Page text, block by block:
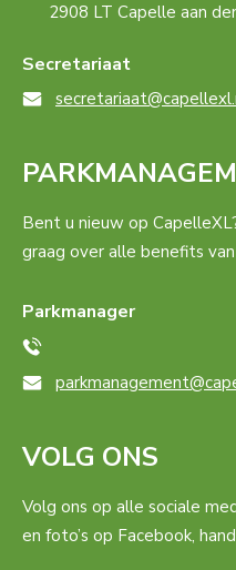
2908 LT Capelle aan
Secretariaat
Bent u nieuw op
graag over alle benefits
Parkmanager
VOLG ONS
Volg ons op alle sociale
en foto’s op Facebook,